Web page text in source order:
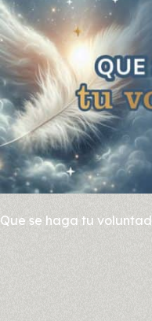
Que se haga tu voluntad
haga
tu
voluntad